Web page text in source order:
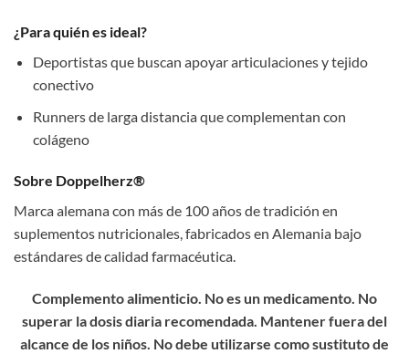
¿Para quién es ideal?
Deportistas que buscan apoyar articulaciones y tejido
conectivo
Runners de larga distancia que complementan con
colágeno
Sobre Doppelherz®
Marca alemana con más de 100 años de tradición en
suplementos nutricionales, fabricados en Alemania bajo
estándares de calidad farmacéutica.
Complemento alimenticio. No es un medicamento. No
superar la dosis diaria recomendada. Mantener fuera del
alcance de los niños. No debe utilizarse como sustituto de